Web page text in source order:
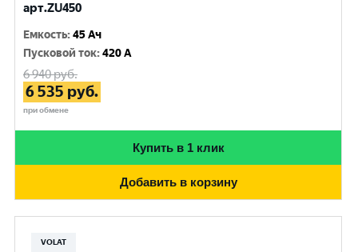
арт.ZU450
Емкость:45 Ач
Пусковой ток:420 A
6 940руб.
6 535 руб.
при обмене
Купить в 1 клик
Добавить в корзину
VOLAT